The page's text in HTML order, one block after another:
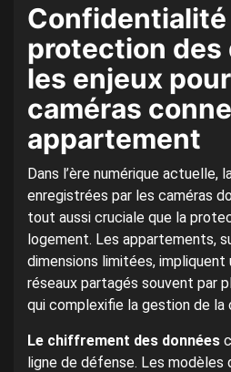
protection des
les enjeux
caméras
appartement
Dans l’ère numérique actuelle,
enregistrées par les caméras
tout aussi cruciale que la
logement. Les appartements,
dimensions limitées,
réseaux partagés souvent par
qui complexifie la gestion de la
Le chiffrement des données
ligne de défense. Les modèles